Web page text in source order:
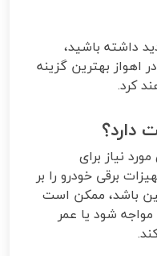
داشته باشید،
اهواز بهترین گزینه
کرد.
دارد؟
نیاز برای
برقی خودرو را بر
باشد، ممکن است
شود یا عمر